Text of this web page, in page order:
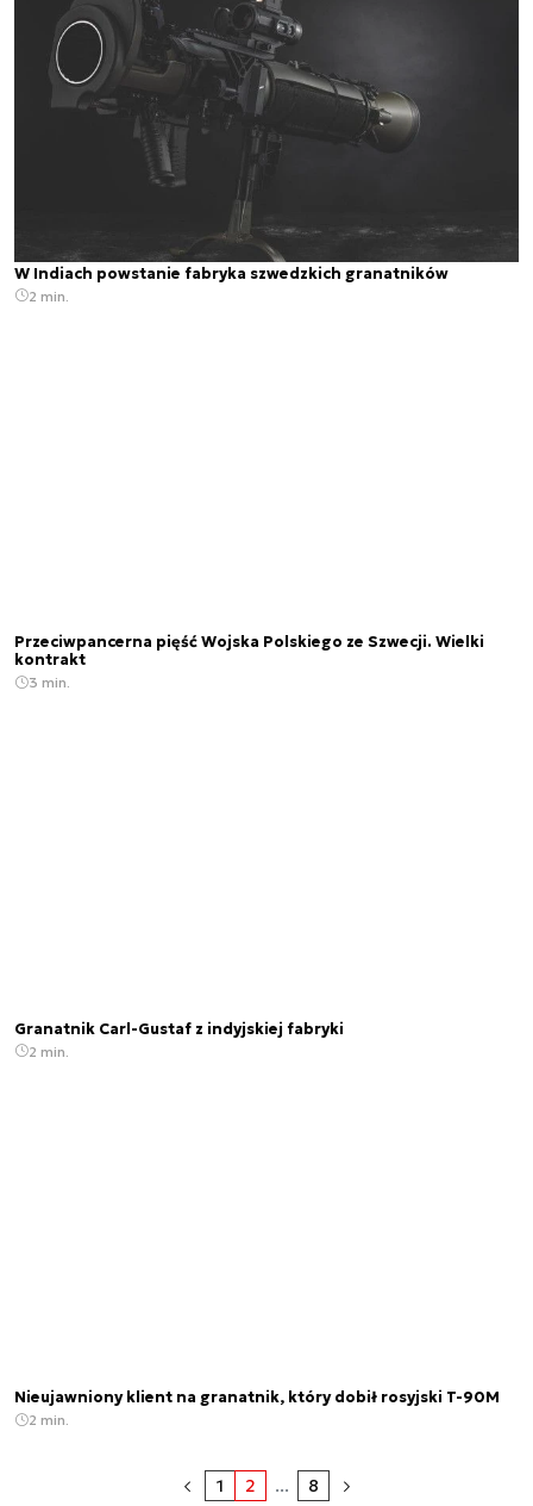
W Indiach powstanie fabryka szwedzkich granatników
2 min.
Przeciwpancerna pięść Wojska Polskiego ze Szwecji. Wielki
kontrakt
3 min.
Granatnik Carl-Gustaf z indyjskiej fabryki
2 min.
Nieujawniony klient na granatnik, który dobił rosyjski T-90M
2 min.
1 2 ... 8